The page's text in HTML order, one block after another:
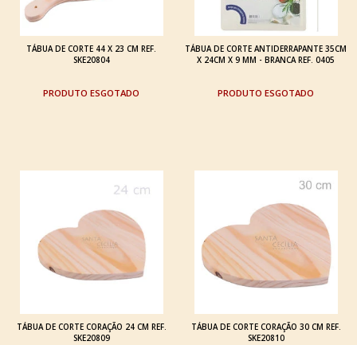
TÁBUA DE CORTE 44 X 23 CM REF.
SKE20804
ESGOTADO
TÁBUA DE CORTE ANTIDERRAPANTE 35CM
X 24CM X 9 MM - BRANCA REF. 0405
ESGOTADO
TÁBUA DE CORTE CORAÇÃO 24 CM REF.
SKE20809
TÁBUA DE CORTE CORAÇÃO 30 CM REF.
SKE20810